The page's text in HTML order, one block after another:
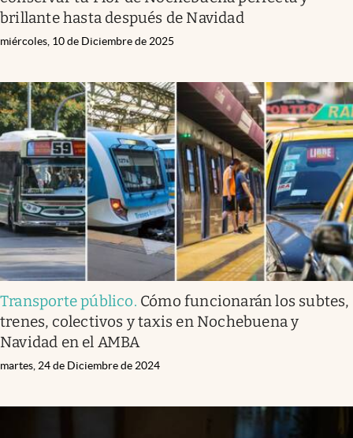
brillante hasta después de Navidad
miércoles, 10 de Diciembre de 2025
Transporte público. Cómo funcionarán los subtes,
trenes, colectivos y taxis en Nochebuena y
Navidad en el AMBA
martes, 24 de Diciembre de 2024